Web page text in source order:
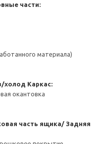
части:
материала)
холод Каркас:
окантовка
часть ящика/ Задняя